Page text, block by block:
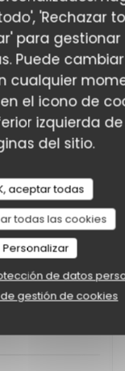
'Rechazar
para gestionar
Puede
cualquier
el icono de
izquierda
del sitio.
aceptar todas
todas las cookies
Personalizar
de datos
gestión de cookies
et de
!